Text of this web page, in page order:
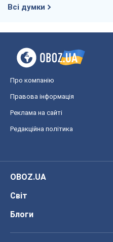
Всі думки
Про компанію
Правова інформація
Реклама на сайті
Редакційна політика
OBOZ.UA
Світ
Блоги